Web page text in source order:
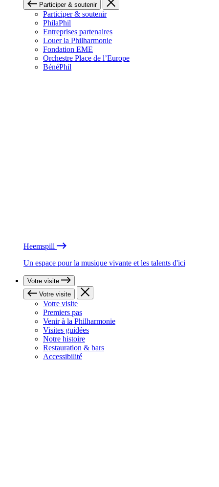
Participer & soutenir
Participer & soutenir
PhilaPhil
Entreprises partenaires
Louer la Philharmonie
Fondation EME
Orchestre Place de l’Europe
BénéPhil
Heemspill
Un espace pour la musique vivante et les talents d'ici
Votre visite
Votre visite
Votre visite
Premiers pas
Venir à la Philharmonie
Visites guidées
Notre histoire
Restauration & bars
Accessibilité